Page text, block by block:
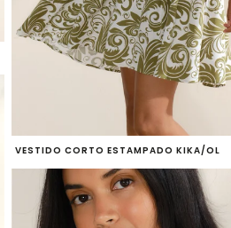
VESTIDO CORTO ESTAMPADO KIKA/OL